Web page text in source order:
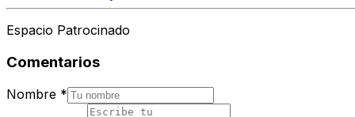
Espacio Patrocinado
Comentarios
Nombre *